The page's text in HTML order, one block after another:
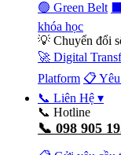
🟢 Green Belt
khóa học
💡 Chuyển đổi
🚀 Digital
Platform 📋
📞 Liên Hệ ▾
📞 Hotline
📞 098 905